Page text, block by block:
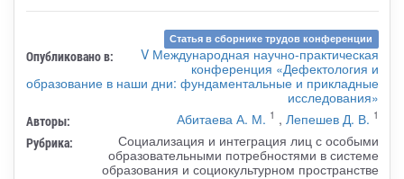
Статья в сборнике трудов конференции
Опубликовано в:
V Международная научно-практическая
конференция «Дефектология и
образование в наши дни: фундаментальные и прикладные
исследования»
Авторы: Абитаева А. М. 1 , Лепешев Д. В. 1
Рубрика:
Социализация и интеграция лиц с особыми
образовательными потребностями в системе
образования и социокультурном пространстве